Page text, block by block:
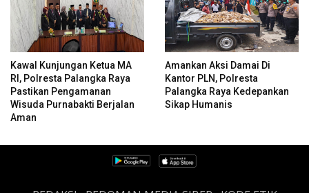
Kawal Kunjungan Ketua MA
RI, Polresta Palangka Raya
Pastikan Pengamanan
Wisuda Purnabakti Berjalan
Aman
Amankan Aksi Damai Di
Kantor PLN, Polresta
Palangka Raya Kedepankan
Sikap Humanis